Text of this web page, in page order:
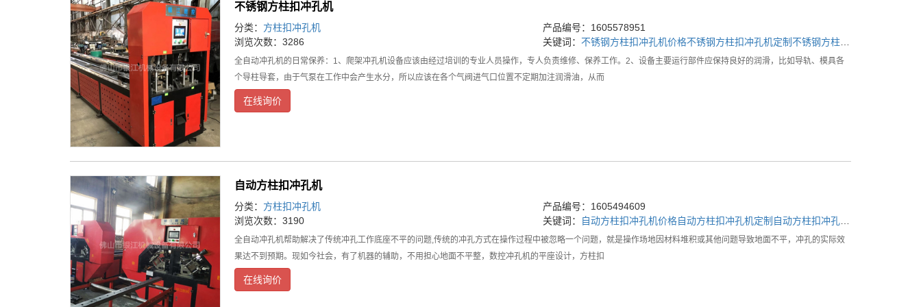
不锈钢方柱扣冲孔机
分类： 方柱扣冲孔机
产品编号：1605578951
浏览次数：3286
关键词： 不锈钢方柱扣冲孔机价格不锈钢方柱扣冲孔机定制不锈钢方柱扣冲孔机加工
全自动冲孔机的日常保养：1、爬架冲孔机设备应该由经过培训的专业人员操作，专人负责维修、保养工作。2、设备主要运行部件应保持良好的润滑，比如导轨、模具各
个导柱导套，由于气泵在工作中会产生水分，所以应该在各个气阀进气口位置不定期加注润滑油，从而
在线询价
自动方柱扣冲孔机
分类： 方柱扣冲孔机
产品编号：1605494609
浏览次数：3190
关键词： 自动方柱扣冲孔机价格自动方柱扣冲孔机定制 自动方柱扣冲孔机厂家
全自动冲孔机帮助解决了传统冲孔工作底座不平的问题,传统的冲孔方式在操作过程中被忽略一个问题，就是操作场地因材料堆积或其他问题导致地面不平，冲孔的实际效
果达不到预期。现如今社会，有了机器的辅助，不用担心地面不平整，数控冲孔机的平座设计，方柱扣
在线询价